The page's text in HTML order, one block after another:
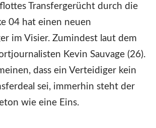
Transfergerücht durch die
04 hat einen neuen
im Visier. Zumindest laut dem
Kevin Sauvage (26).
dass ein Verteidiger kein
sei, immerhin steht der
wie eine Eins.